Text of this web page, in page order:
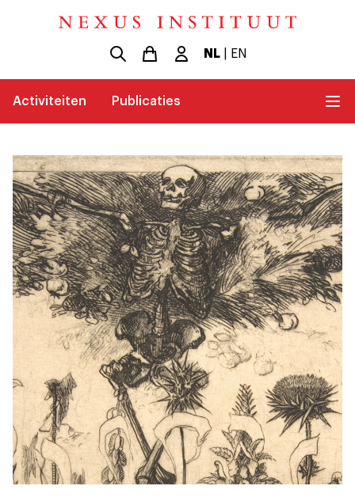
NL| EN
Activiteiten Publicaties